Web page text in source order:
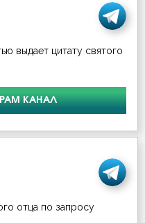
выдает цитату святого
КАНАЛ
отца по запросу